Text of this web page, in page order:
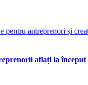
aflați la